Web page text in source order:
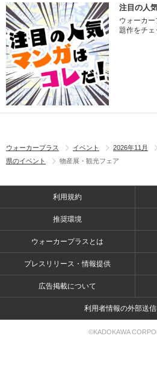
注目の人
ウォーカ
題作をチェ
ウォーカープラス イベント 2026年11月
県のイベント
物産展・観光フェア
利用規約
推奨環境
ウォーカープラスとは
プレスリリース・情報提供
広告掲載について
利用者情報の外部送
©KADOKAWA